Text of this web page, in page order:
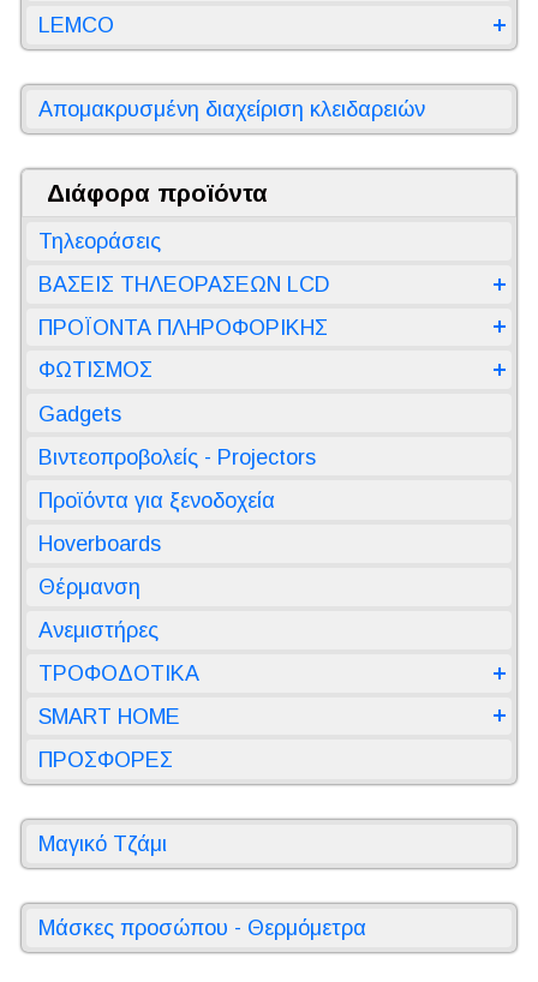
LEMCO
Απομακρυσμένη διαχείριση κλειδαρειών
Διάφορα προϊόντα
Τηλεοράσεις
ΒΑΣΕΙΣ ΤΗΛΕΟΡΑΣΕΩΝ LCD
ΠΡΟΪΟΝΤΑ ΠΛΗΡΟΦΟΡΙΚΗΣ
ΦΩΤΙΣΜΟΣ
Gadgets
Βιντεοπροβολείς - Projectors
Προϊόντα για ξενοδοχεία
Hoverboards
Θέρμανση
Ανεμιστήρες
ΤΡΟΦΟΔΟΤΙΚΑ
SMART HOME
ΠΡΟΣΦΟΡΕΣ
Μαγικό Τζάμι
Μάσκες προσώπου - Θερμόμετρα